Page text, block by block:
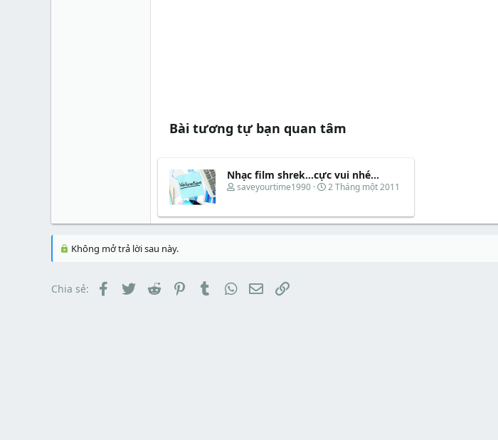
Bài tương tự bạn quan tâm
Nhạc film shrek...cực vui nhé...
T
e
r
saveyourtime1990
N
y
2 Tháng một 2011
Không mở trả lời sau này.
Chia sẻ: Facebook
TwitterReddit PinterestTumblrWhatsApp
EmailLink